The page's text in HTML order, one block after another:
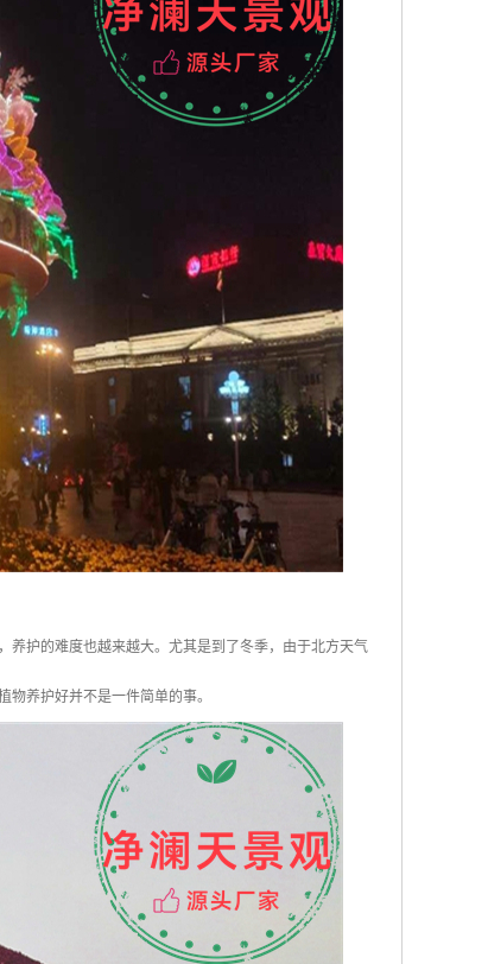
养护的难度也越来越大。尤其是到了冬季，由于北方天气
养护好并不是一件简单的事。